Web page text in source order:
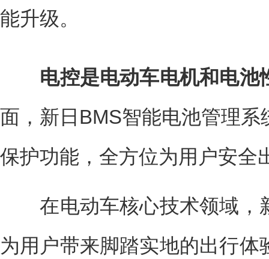
能升级。
电控是电动车电机和电池
面，新日BMS智能电池管理
保护功能，全方位为用户安全
在电动车核心技术领域，
为用户带来脚踏实地的出行